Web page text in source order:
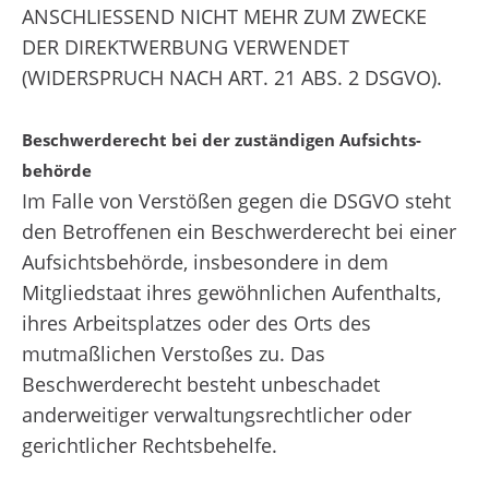
ANSCHLIESSEND NICHT MEHR ZUM ZWECKE
DER DIREKTWERBUNG VERWENDET
(WIDERSPRUCH NACH ART. 21 ABS. 2 DSGVO).
Beschwerde­recht bei der zuständigen Aufsichts­
behörde
Im Falle von Verstößen gegen die DSGVO steht
den Betroffenen ein Beschwerderecht bei einer
Aufsichtsbehörde, insbesondere in dem
Mitgliedstaat ihres gewöhnlichen Aufenthalts,
ihres Arbeitsplatzes oder des Orts des
mutmaßlichen Verstoßes zu. Das
Beschwerderecht besteht unbeschadet
anderweitiger verwaltungsrechtlicher oder
gerichtlicher Rechtsbehelfe.